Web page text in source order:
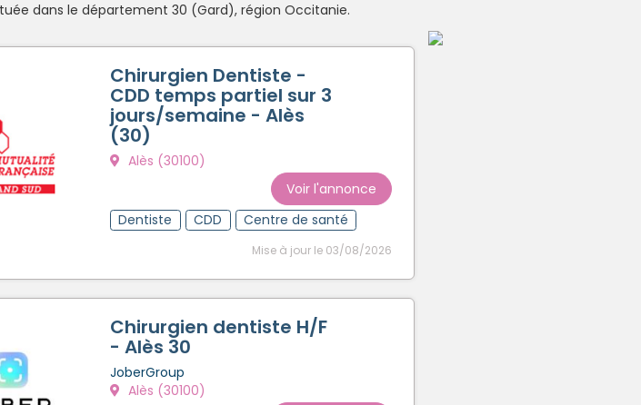
dans le département 30 (Gard), région Occitanie.
Chirurgien Dentiste -
CDD temps partiel sur 3
jours/semaine - Alès
(30)
Alès (30100)
Voir l'annonce
Dentiste
CDD Centre de santé
Mise à jour le 03/08/2026
Chirurgien dentiste H/F
- Alès 30
JoberGroup
Alès (30100)